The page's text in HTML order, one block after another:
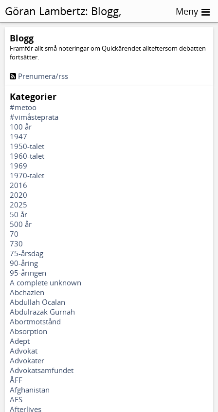
Blogg
Framför allt små noteringar om Quickärendet allteftersom debatten
fortsätter.
Prenumera/rss
Kategorier
#metoo
#vimåsteprata
100 år
1947
1950-talet
1960-talet
1969
1970-talet
2016
2020
2025
50 år
500 år
70
730
75-årsdag
90-åring
95-åringen
A complete unknown
Abchazien
Abdullah Öcalan
Abdulrazak Gurnah
Abortmotstånd
Absorption
Adept
Advokat
Advokater
Advokatsamfundet
ÅFF
Afghanistan
AFS
Afterlives
Göran Lambertz: Blogg,
Lapponia
Meny